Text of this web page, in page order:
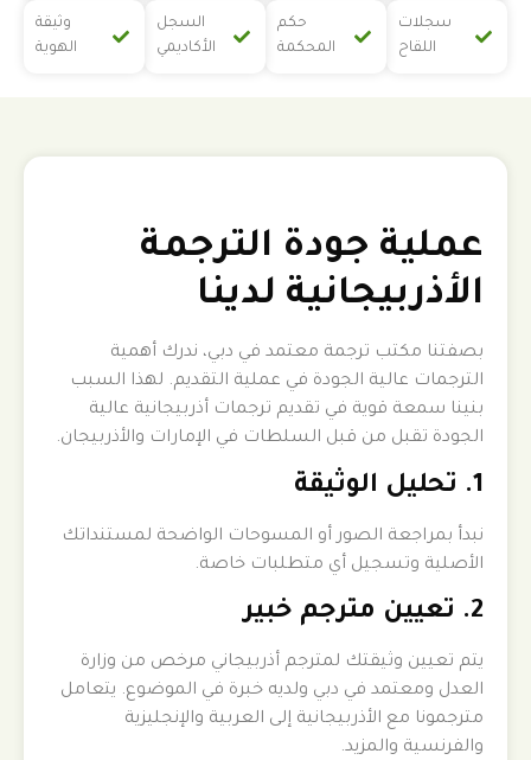
سجلات
اللقاح
حكم
المحكمة
السجل
الأكاديمي
وثيقة
الهوية
عملية جودة الترجمة
الأذربيجانية لدينا
بصفتنا مكتب ترجمة معتمد في دبي، ندرك أهمية
الترجمات عالية الجودة في عملية التقديم. لهذا السبب
بنينا سمعة قوية في تقديم ترجمات أذربيجانية عالية
الجودة تقبل من قبل السلطات في الإمارات والأذربيجان.
1. تحليل الوثيقة
نبدأ بمراجعة الصور أو المسوحات الواضحة لمستنداتك
الأصلية وتسجيل أي متطلبات خاصة.
2. تعيين مترجم خبير
يتم تعيين وثيقتك لمترجم أذربيجاني مرخص من وزارة
العدل ومعتمد في دبي ولديه خبرة في الموضوع. يتعامل
مترجمونا مع الأذربيجانية إلى العربية والإنجليزية
والفرنسية والمزيد.